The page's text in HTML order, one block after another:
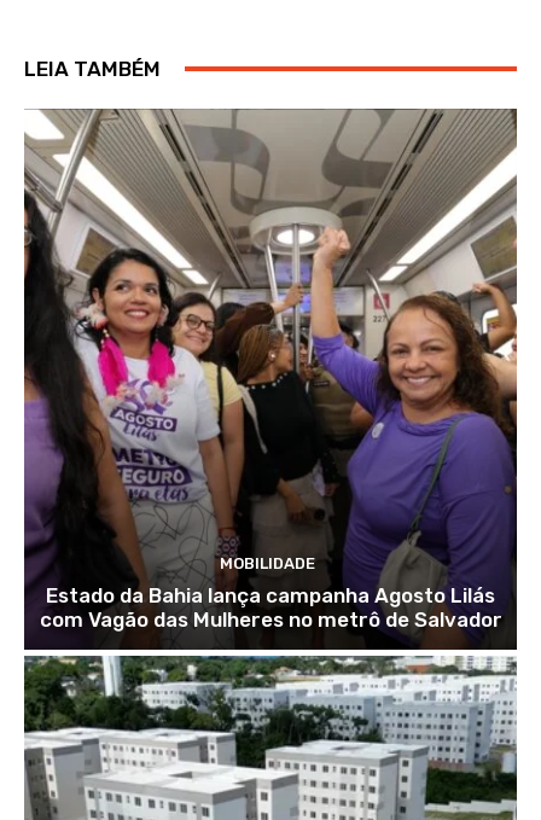
LEIA TAMBÉM
MOBILIDADE
Estado da Bahia lança campanha Agosto Lilás
com Vagão das Mulheres no metrô de Salvador